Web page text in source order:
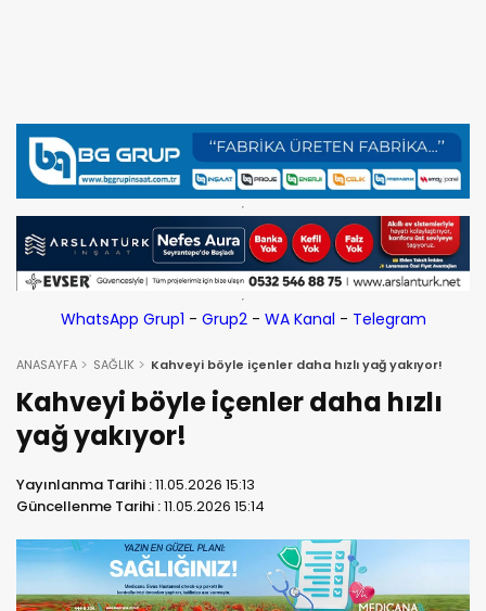
WhatsApp Grup1 - Grup2- WA Kanal - Telegram
ANASAYFA SAĞLIK Kahveyi böyle içenler daha hızlı yağ yakıyor!
Kahveyi böyle içenler daha hızlı
yağ yakıyor!
Yayınlanma Tarihi :11.05.2026 15:13
Güncellenme Tarihi :11.05.2026 15:14